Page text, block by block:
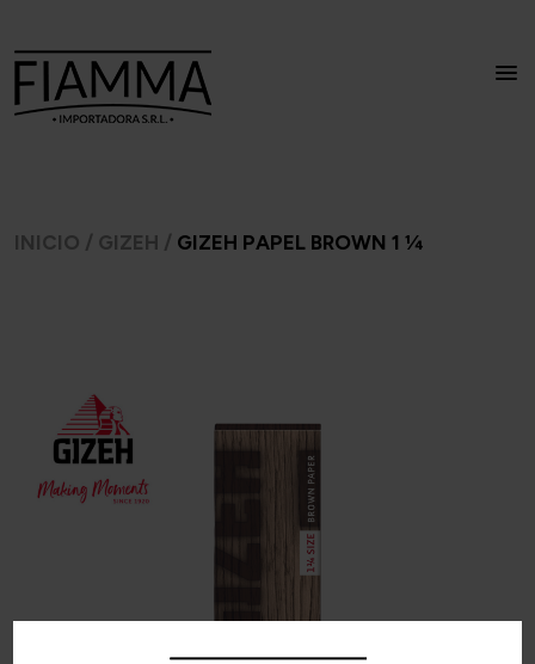
INICIO / GIZEH / GIZEH PAPEL BROWN 1 1⁄4